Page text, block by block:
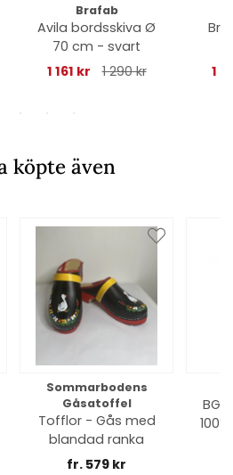
Brafab
Avila bordsskiva Ø
70 cm - svart
1 161 kr
1 290 kr
1
köpte även
Sommarbodens
Gåsatoffel
Tofflor - Gås med
blandad ranka
fr. 579 kr